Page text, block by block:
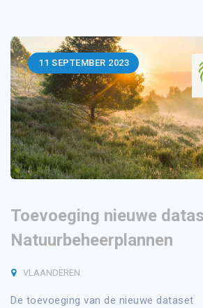
11 SEPTEMBER 2023
Toevoeging nieuwe
Natuurbeheerplannen
VLAANDEREN
De toevoeging van de nieuwe dataset